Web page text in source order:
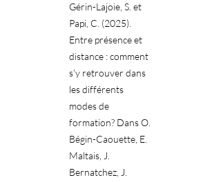
Gérin-Lajoie, S. et
Papi, C. (2025).
Entre présence et
distance : comment
s’y retrouver dans
les différents
modes de
formation? Dans O.
Bégin-Caouette, E.
Maltais, J.
Bernatchez, J.